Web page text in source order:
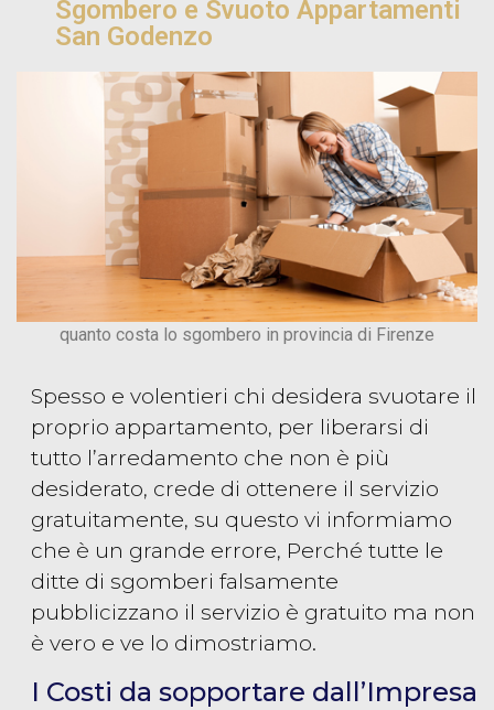
Sgombero e Svuoto Appartamenti
San Godenzo
quanto costa lo sgombero in provincia di Firenze
Spesso e volentieri chi desidera svuotare il
proprio appartamento, per liberarsi di
tutto l’arredamento che non è più
desiderato, crede di ottenere il servizio
gratuitamente, su questo vi informiamo
che è un grande errore, Perché tutte le
ditte di sgomberi falsamente
pubblicizzano il servizio è gratuito ma non
è vero e ve lo dimostriamo.
I Costi da sopportare dall’Impresa